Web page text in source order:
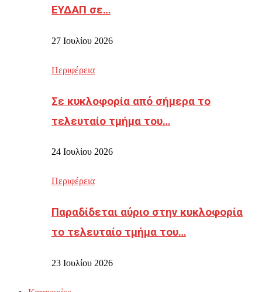
ΕΥΔΑΠ σε…
27 Ιουλίου 2026
Περιφέρεια
Σε κυκλοφορία από σήμερα το
τελευταίο τμήμα του…
24 Ιουλίου 2026
Περιφέρεια
Παραδίδεται αύριο στην κυκλοφορία
το τελευταίο τμήμα του…
23 Ιουλίου 2026